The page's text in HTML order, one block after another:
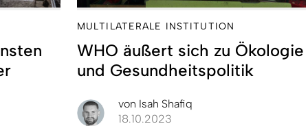
MULTILATERALE INSTITUTION
WHO äußert sich zu Ökologie
und Gesundheitspolitik
von Isah Shafiq
18.10.2023